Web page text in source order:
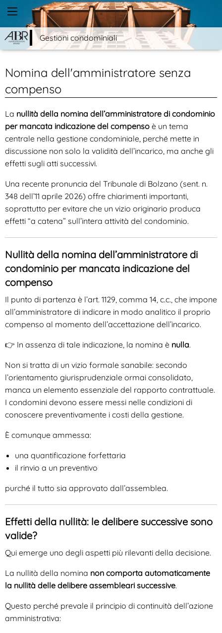
Gestioni condominiali
Nomina dell'amministratore senza
compenso
La nullità della nomina dell’amministratore di condominio
per mancata indicazione del compenso è un tema
centrale nella gestione condominiale, perché mette in
discussione non solo la validità dell’incarico, ma anche gli
effetti sugli atti successivi.
Una recente pronuncia del Tribunale di Bolzano (sent. n.
348 dell’11 aprile 2026) offre chiarimenti importanti,
soprattutto per evitare che un vizio originario produca
effetti “a catena” sull’intera attività del condominio.
Nullità della nomina dell’amministratore di
condominio per mancata indicazione del
compenso
Il punto di partenza è l’art. 1129, comma 14, c.c., che impone
all’amministratore di indicare in modo analitico il proprio
compenso al momento dell’accettazione dell’incarico.
👉 In assenza di tale indicazione, la nomina è nulla.
Non si tratta di un vizio formale sanabile: secondo
l’orientamento giurisprudenziale ormai consolidato,
manca un elemento essenziale del rapporto contrattuale.
I condomini devono essere messi nelle condizioni di
conoscere preventivamente i costi della gestione.
È comunque ammessa:
una quantificazione forfettaria
il rinvio a un preventivo
purché il tutto sia approvato dall’assemblea.
Effetti della nullità: le delibere successive sono
valide?
Qui emerge uno degli aspetti più rilevanti della decisione.
La nullità della nomina non comporta automaticamente
la nullità delle delibere assembleari successive.
Questo perché prevale il principio di continuità dell’azione
amministrativa: